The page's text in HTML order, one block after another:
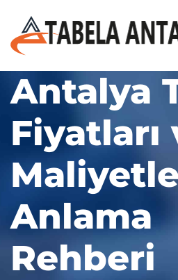
Antalya
Fiyatları
Anlama
Rehberi